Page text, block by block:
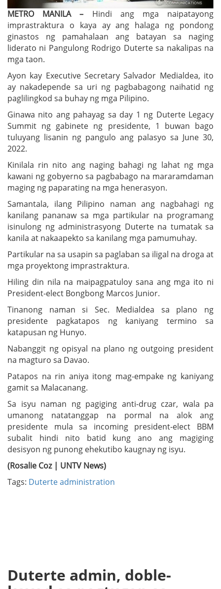
METRO MANILA – Hindi ang mga naipatayong
imprastraktura o kaya ay ang halaga ng pondong
ginastos ng pamahalaan ang batayan sa naging
liderato ni Pangulong Rodrigo Duterte sa nakalipas na
mga taon.
Ayon kay Executive Secretary Salvador Medialdea, ito
ay nakadepende sa uri ng pagbabagong naihatid ng
paglilingkod sa buhay ng mga Pilipino.
Ginawa nito ang pahayag sa day 1 ng Duterte Legacy
Summit ng gabinete ng presidente, 1 buwan bago
tuluyang lisanin ng pangulo ang palasyo sa June 30,
2022.
Kinilala rin nito ang naging bahagi ng lahat ng mga
kawani ng gobyerno sa pagbabago na mararamdaman
maging ng paparating na mga henerasyon.
Samantala, ilang Pilipino naman ang nagbahagi ng
kanilang pananaw sa mga partikular na programang
isinulong ng administrasyong Duterte na tumatak sa
kanila at nakaapekto sa kanilang mga pamumuhay.
Partikular na sa usapin sa paglaban sa iligal na droga at
mga proyektong imprastraktura.
Hiling din nila na maipagpatuloy sana ang mga ito ni
President-elect Bongbong Marcos Junior.
Tinanong naman si Sec. Medialdea sa plano ng
presidente pagkatapos ng kaniyang termino sa
katapusan ng Hunyo.
Nabanggit ng opisyal na plano ng outgoing president
na magturo sa Davao.
Patapos na rin aniya itong mag-empake ng kaniyang
gamit sa Malacanang.
Sa isyu naman ng pagiging anti-drug czar, wala pa
umanong natatanggap na pormal na alok ang
presidente mula sa incoming president-elect BBM
subalit hindi nito batid kung ano ang magiging
desisyon ng punong ehekutibo kaugnay ng isyu.
(Rosalie Coz | UNTV News)
Tags: Duterte administration
Duterte admin, doble-